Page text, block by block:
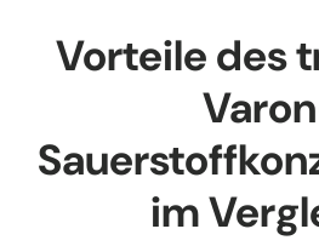
Vorteile des
im